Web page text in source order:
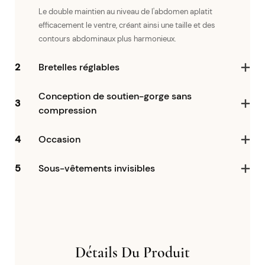
Le double maintien au niveau de l'abdomen aplatit
efficacement le ventre, créant ainsi une taille et des
contours abdominaux plus harmonieux.
2 Bretelles réglables
3
Conception de soutien-gorge sans
compression
4 Occasion
5 Sous-vêtements invisibles
Détails Du Produit